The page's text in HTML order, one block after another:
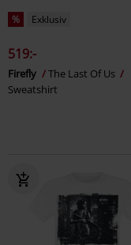
% Exklusiv
519:-
Firefly
The Last Of Us
Sweatshirt